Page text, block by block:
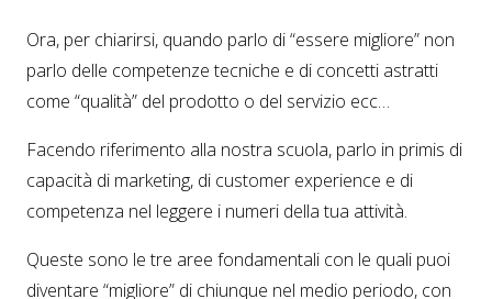
Ora, per chiarirsi, quando parlo di “essere migliore” non
parlo delle competenze tecniche e di concetti astratti
come “qualità” del prodotto o del servizio ecc…
Facendo riferimento alla nostra scuola, parlo in primis di
capacità di marketing, di customer experience e di
competenza nel leggere i numeri della tua attività.
Queste sono le tre aree fondamentali con le quali puoi
diventare “migliore” di chiunque nel medio periodo, con